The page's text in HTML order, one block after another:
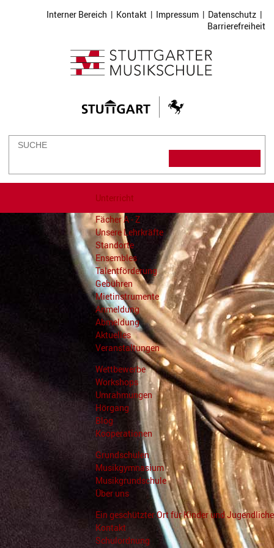
Interner Bereich | Kontakt | Impressum | Datenschutz |
Barrierefreiheit
Unterricht
Fächer A - Z
Unsere Lehrkräfte
Standorte
Ensembles
Talentförderung
Gebühren
Mietinstrumente
Anmeldung
Abmeldung
Aktuelles
Veranstaltungen
Wettbewerbe
Workshops
Umrahmungen
Hörgang
Blog
Kooperationen
Grundschulen
Musikgymnasium
Musikgrundschule
Über uns
Ein geschützter Ort für Kinder und Jugendliche
Kontakt
Schulordnung